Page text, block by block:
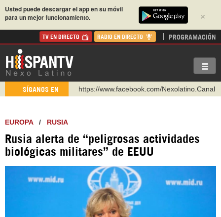
×
Usted puede descargar el app en su móvil
para un mejor funcionamiento.
TV EN DIRECTO RADIO EN DIRECTO PROGRAMACIÓN
SÍGANOS EN
https://www.facebook.com/Nexolatino.Canal
https://t.me/hispantvcanal
https://urmedium.com/c/hispantv
Instagram como: hispan_tv
EUROPA/ RUSIA
Rusia alerta de “peligrosas actividades
biológicas militares” de EEUU